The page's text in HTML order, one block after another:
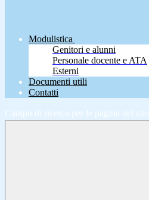
Modulistica
Genitori e alunni
Personale docente e ATA
Esterni
Documenti utili
Contatti
Campo di ricerca per le pagine del sito